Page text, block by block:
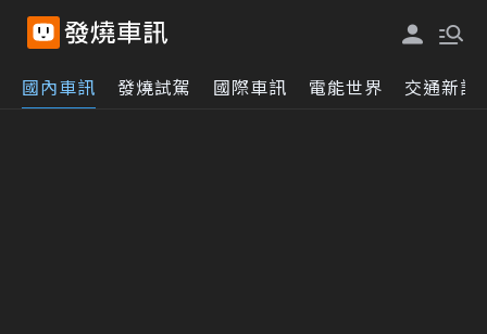
國內車訊 發燒試駕 國際車訊 電能世界 交通新訊